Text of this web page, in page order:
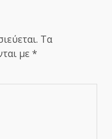
Τα
με *